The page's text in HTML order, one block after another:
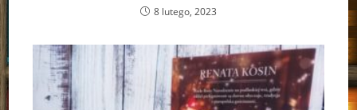
8 lutego, 2023